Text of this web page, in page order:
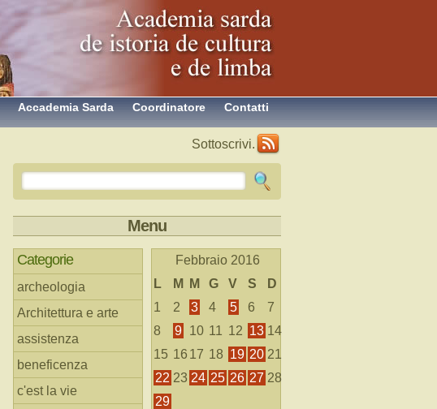
Contatti
Coordinatore
Accademia Sarda
Sottoscrivi.
Menu
Categorie
archeologia
Architettura e arte
assistenza
beneficenza
c'est la vie
Febbraio 2016
L
M M G V S
D
1
2 3 4 5 6
7
8
9 10 11 12 13 14
15 16 17 18 19 20 21
22 23 24 25 26 27 28
29